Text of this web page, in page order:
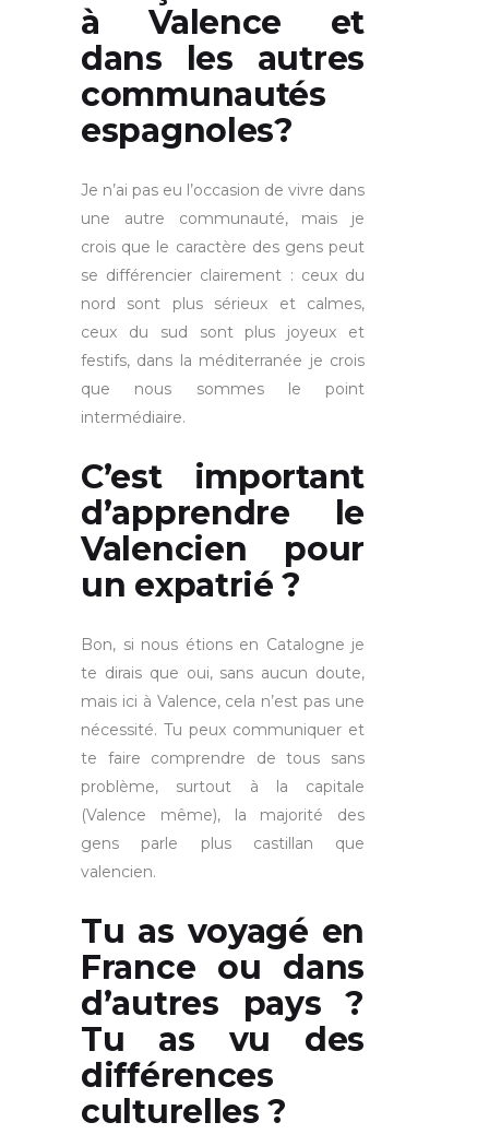
à Valence et
dans les autres
communautés
espagnoles?
Je n’ai pas eu l’occasion de vivre dans
une autre communauté, mais je
crois que le caractère des gens peut
se différencier clairement : ceux du
nord sont plus sérieux et calmes,
ceux du sud sont plus joyeux et
festifs, dans la méditerranée je crois
que nous sommes le point
intermédiaire.
C’est important
d’apprendre le
Valencien pour
un expatrié ?
Bon, si nous étions en Catalogne je
te dirais que oui, sans aucun doute,
mais ici à Valence, cela n’est pas une
nécessité. Tu peux communiquer et
te faire comprendre de tous sans
problème, surtout à la capitale
(Valence même), la majorité des
gens parle plus castillan que
valencien.
Tu as voyagé en
France ou dans
d’autres pays ?
Tu as vu des
différences
culturelles ?